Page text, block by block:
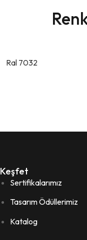
Ral 7032
Keşfet
Sertifikalarımız
Tasarım Ödüllerimiz
Katalog